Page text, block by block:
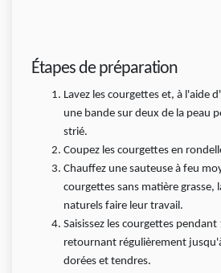
Étapes de préparation
Lavez les courgettes et, à l'aide
une bande sur deux de la peau
strié.
Coupez les courgettes en
Chauffez une sauteuse à feu
courgettes sans matière grasse,
naturels faire leur travail.
Saisissez les courgettes
retournant régulièrement
dorées et tendres.